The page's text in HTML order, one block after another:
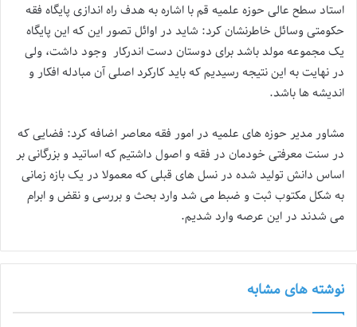
استاد سطح عالی حوزه علمیه قم با اشاره به هدف راه اندازی پایگاه فقه
حکومتی وسائل خاطرنشان کرد: شاید در اوائل تصور این که این پایگاه
یک مجموعه مولد باشد برای دوستان دست اندرکار وجود داشت، ولی
در نهایت به این نتیجه رسیدیم که باید کارکرد اصلی آن مبادله افکار و
اندیشه ها باشد.
مشاور مدیر حوزه های علمیه در امور فقه معاصر اضافه کرد: فضایی که
در سنت معرفتی خودمان در فقه و اصول داشتیم که اساتید و بزرگانی بر
اساس دانش تولید شده در نسل های قبلی که معمولا در یک بازه زمانی
به شکل مکتوب ثبت و ضبط می‌ شد وارد بحث و بررسی و نقض و ابرام
می‌ شدند در این عرصه وارد شدیم.
نوشته های مشابه